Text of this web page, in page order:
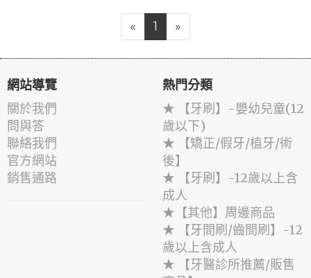
« 1 »
網站導覽
關於我們
問與答
聯絡我們
官方網站
銷售通路
熱門分類
★ 【牙刷】-嬰幼兒童(12
歲以下)
★ 【矯正/假牙/植牙/術
後】
★ 【牙刷】-12歲以上含
成人
★【其他】周邊商品
★ 【牙間刷/齒間刷】-12
歲以上含成人
★ 【牙醫診所推薦/販售